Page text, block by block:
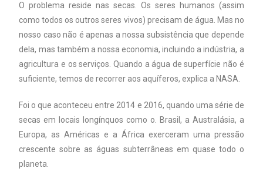
O problema reside nas secas. Os seres humanos (assim
como todos os outros seres vivos) precisam de água. Mas no
nosso caso não é apenas a nossa subsistência que depende
dela, mas também a nossa economia, incluindo a indústria, a
agricultura e os serviços. Quando a água de superfície não é
suficiente, temos de recorrer aos aquíferos, explica a NASA.
Foi o que aconteceu entre 2014 e 2016, quando uma série de
secas em locais longínquos como o. Brasil, a Australásia, a
Europa, as Américas e a África exerceram uma pressão
crescente sobre as águas subterrâneas em quase todo o
planeta.